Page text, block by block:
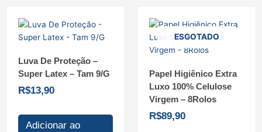
Luva De Proteção –
Super Latex – Tam 9/G
R$13,90
Adicionar ao
ESGOTADO
Papel Higiênico Extra
Luxo 100% Celulose
Virgem – 8Rolos
R$89,90